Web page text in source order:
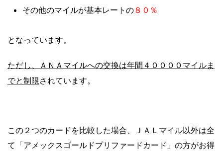
その他のマイルが基本レートの８０％
となっています。
ただし、ＡＮＡマイルへの交換は年間４００００マイルま
でと制限されています。
この２つのカードを比較した場合、ＪＡＬマイル以外は全
て「アメックスゴールドプリファードカード」の方がお得